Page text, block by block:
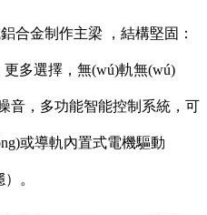
金制作主梁 ，結構堅固：
更多選擇，無(wú)軌無(wú)
噪音，多功能智能控制系統，可
或導軌內置式電機驅動
。